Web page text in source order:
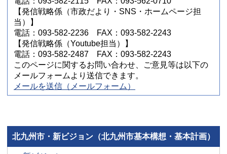
【発信戦略係（市政だより・SNS・ホームページ担
当）】
電話：093-582-2236 FAX：093-582-2243
【発信戦略係（Youtube担当）】
電話：093-582-2487 FAX：093-582-2243
このページに関するお問い合わせ、ご意見等は以下の
メールフォームより送信できます。
メールを送信（メールフォーム）
北九州市・新ビジョン（北九州市基本構想・基本計画）